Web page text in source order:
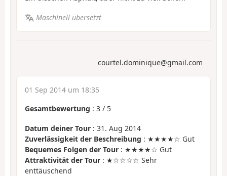
Maschinell übersetzt
courtel.dominique@gmail.com
01 Sep 2014 um 18:35
Gesamtbewertung : 3 / 5
Datum deiner Tour : 31. Aug 2014
Zuverlässigkeit der Beschreibung : ★★★★☆ Gut
Bequemes Folgen der Tour : ★★★★☆ Gut
Attraktivität der Tour : ★☆☆☆☆ Sehr
enttäuschend